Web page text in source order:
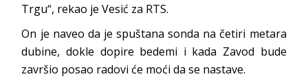
Trgu“, rekao je Vesić za RTS.
On je naveo da je spuštana sonda na četiri metara
dubine, dokle dopire bedemi i kada Zavod bude
završio posao radovi će moći da se nastave.